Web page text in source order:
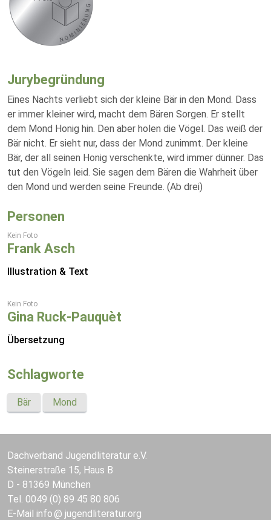
Jurybegründung
Eines Nachts verliebt sich der kleine Bär in den Mond. Dass
er immer kleiner wird, macht dem Bären Sorgen. Er stellt
dem Mond Honig hin. Den aber holen die Vögel. Das weiß der
Bär nicht. Er sieht nur, dass der Mond zunimmt. Der kleine
Bär, der all seinen Honig verschenkte, wird immer dünner. Das
tut den Vögeln leid. Sie sagen dem Bären die Wahrheit über
den Mond und werden seine Freunde. (Ab drei)
Personen
Kein Foto
Frank Asch
Illustration & Text
Kein Foto
Gina Ruck-Pauquèt
Übersetzung
Schlagworte
Bär Mond
Dachverband Jugendliteratur e.V.
Steinerstraße 15, Haus B
D - 81369 München
Tel. 0049 (0) 89 45 80 806
E-Mail info jugendliteratur.org